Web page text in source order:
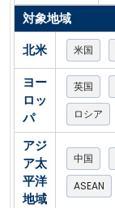
対象地域
北米
米国
ヨー
ロッ
パ
英国
ロシア
アジ
ア太
平洋
地域
中国
ASEAN